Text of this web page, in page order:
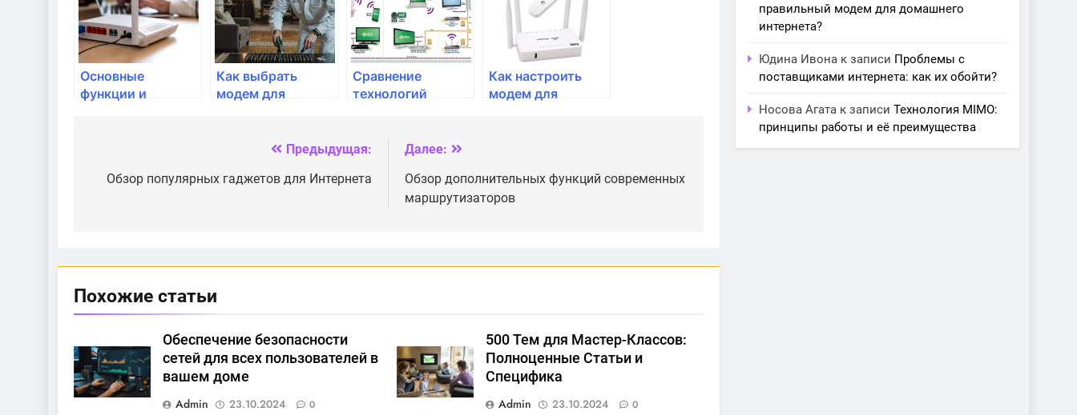
Основные
функции и
Как выбрать
модем для
Сравнение
технологий
Как настроить
модем для
по
Предыдущая:
Обзор популярных гаджетов для Интернета
Далее:
Обзор дополнительных функций современных
маршрутизаторов
Похожие статьи
Обеспечение безопасности
сетей для всех пользователей в
вашем доме
Admin
23.10.2024 0
500 Тем для Мастер-Классов:
Полноценные Статьи и
Специфика
Admin
23.10.2024 0
правильный модем для домашнего
интернета?
Юдина Ивона к записи Проблемы с
поставщиками интернета: как их обойти?
Носова Агата к записи Технология MIMO:
принципы работы и её преимущества